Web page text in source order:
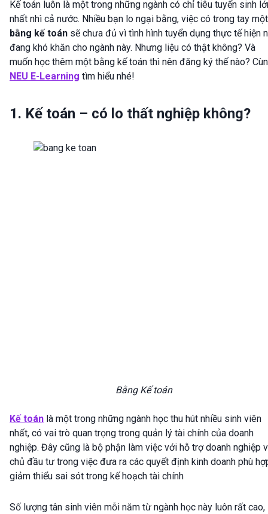
Kế toán luôn là một trong những ngành có chỉ tiêu tuyển sinh
nhất nhì cả nước. Nhiều bạn lo ngại bằng, việc có trong tay một
bằng kế toán sẽ chưa đủ vì tình hình tuyển dụng thực tế hiện
đang khó khăn cho ngành này. Nhưng liệu có thật không? Và
muốn học thêm một bằng kế toán thì nên đăng ký thế nào?
NEU E-Learning tìm hiểu nhé!
1. Kế toán – có lo thất nghiệp không?
Bằng Kế toán
Kế toán là một trong những ngành học thu hút nhiều sinh viên
nhất, có vai trò quan trọng trong quản lý tài chính của doanh
nghiệp. Đây cũng là bộ phận làm việc với hỗ trợ doanh nghiệp
chủ đầu tư trong việc đưa ra các quyết định kinh doanh phù
giảm thiểu sai sót trong kế hoạch tài chính
Số lượng tân sinh viên mỗi năm từ ngành học này luôn rất cao,